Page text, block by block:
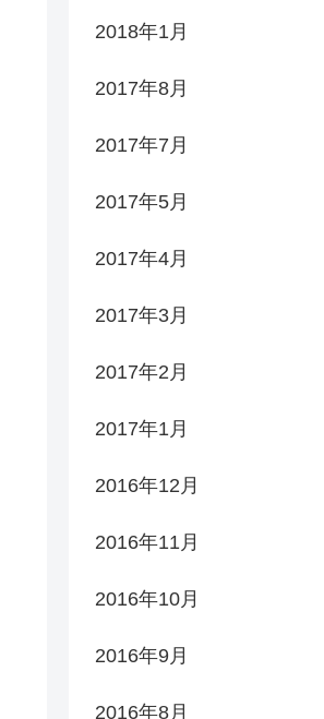
2018年1月
2017年8月
2017年7月
2017年5月
2017年4月
2017年3月
2017年2月
2017年1月
2016年12月
2016年11月
2016年10月
2016年9月
2016年8月